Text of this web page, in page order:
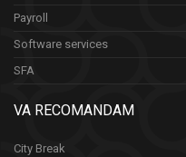
Payroll
Software services
SFA
VA RECOMANDAM
City Break